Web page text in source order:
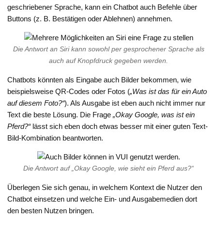
geschriebener Sprache, kann ein Chatbot auch Befehle über
Buttons (z. B. Bestätigen oder Ablehnen) annehmen.
Die Antwort an Siri kann sowohl per gesprochener Sprache als
auch auf Knopfdruck gegeben werden.
Chatbots könnten als Eingabe auch Bilder bekommen, wie
beispielsweise QR-Codes oder Fotos („Was ist das für ein Auto
auf diesem Foto?“). Als Ausgabe ist eben auch nicht immer nur
Text die beste Lösung. Die Frage„Okay Google, was ist ein
Pferd?“lässt sich eben doch etwas besser mit einer guten Text-
Bild-Kombination beantworten.
Die Antwort auf „Okay Google, wie sieht ein Pferd aus?“
Überlegen Sie sich genau, in welchem Kontext die Nutzer den
Chatbot einsetzen und welche Ein- und Ausgabemedien dort
den besten Nutzen bringen.